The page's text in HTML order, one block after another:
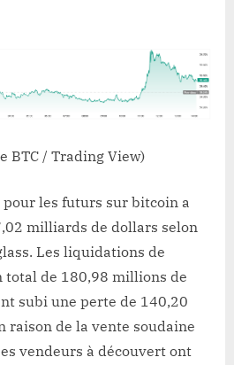
BTC / Trading View)
les futurs sur bitcoin a
milliards de dollars selon
Les liquidations de
de 180,98 millions de
subi une perte de 140,20
raison de la vente soudaine
vendeurs à découvert ont